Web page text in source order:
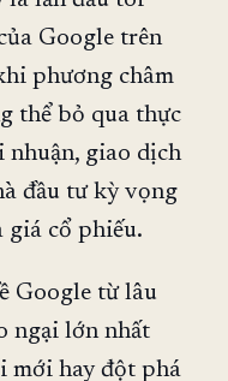
Google trên
phương châm
thể bỏ qua thực
nhuận, giao dịch
đầu tư kỳ vọng
giá cổ phiếu.
Google từ lâu
ngại lớn nhất
mới hay đột phá